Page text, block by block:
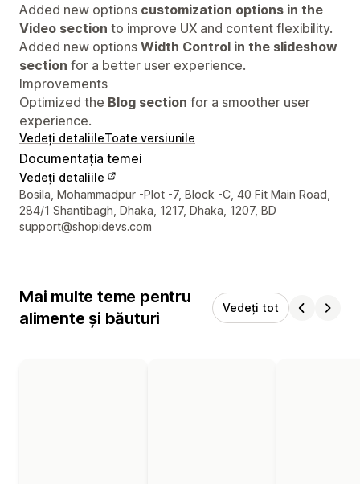
Added new options customization options in the
Video section to improve UX and content flexibility.
Added new options Width Control in the slideshow
section for a better user experience.
Improvements
Optimized the Blog section for a smoother user
experience.
Vedeți detaliileToate versiunile
Documentația temei
Vedeți detaliile
Detaliile de contact ale designerului
Bosila, Mohammadpur -Plot -7, Block -C, 40 Fit Main Road,
284/1 Shantibagh, Dhaka, 1217, Dhaka, 1207, BD
support@shopidevs.com
Mai multe teme pentru
alimente și băuturi
Vedeți tot